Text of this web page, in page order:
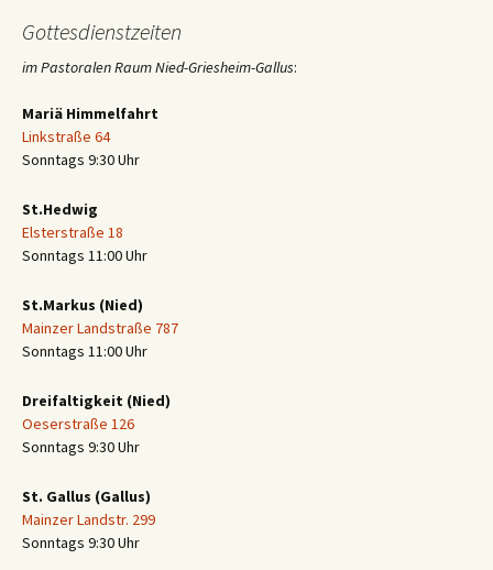
Gottesdienstzeiten
im Pastoralen Raum Nied-Griesheim-Gallus:
Mariä Himmelfahrt
Linkstraße 64
Sonntags 9:30 Uhr
St.Hedwig
Elsterstraße 18
Sonntags 11:00 Uhr
St.Markus (Nied)
Mainzer Landstraße 787
Sonntags 11:00 Uhr
Dreifaltigkeit (Nied)
Oeserstraße 126
Sonntags 9:30 Uhr
St. Gallus (Gallus)
Mainzer Landstr. 299
Sonntags 9:30 Uhr